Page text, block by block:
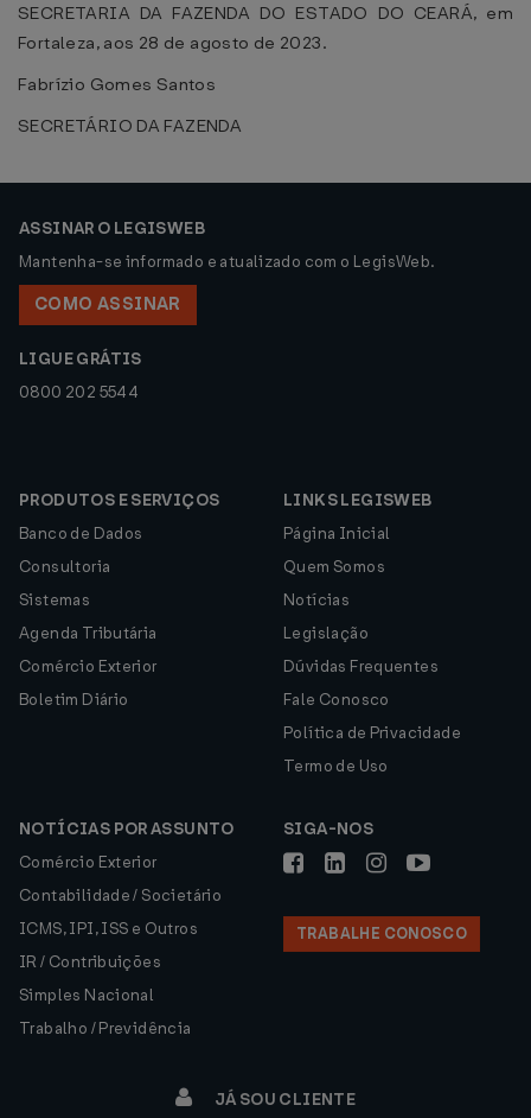
SECRETARIA DA FAZENDA DO ESTADO DO CEARÁ, em
Fortaleza, aos 28 de agosto de 2023.
Fabrízio Gomes Santos
SECRETÁRIO DA FAZENDA
ASSINAR O LEGISWEB
Mantenha-se informado e atualizado com o LegisWeb.
COMO ASSINAR
LIGUE GRÁTIS
0800 202 5544
PRODUTOS E SERVIÇOS
Banco de Dados
Consultoria
Sistemas
Agenda Tributária
Comércio Exterior
Boletim Diário
LINKS LEGISWEB
Página Inicial
Quem Somos
Notícias
Legislação
Dúvidas Frequentes
Fale Conosco
Política de Privacidade
Termo de Uso
NOTÍCIAS POR ASSUNTO
Comércio Exterior
Contabilidade / Societário
ICMS, IPI, ISS e Outros
IR / Contribuições
Simples Nacional
Trabalho / Previdência
SIGA-NOS
TRABALHE CONOSCO
JÁ SOU CLIENTE